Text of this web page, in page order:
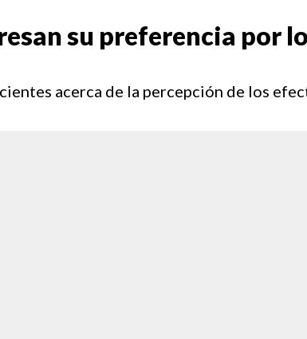
su preferencia por
acerca de la percepción de los